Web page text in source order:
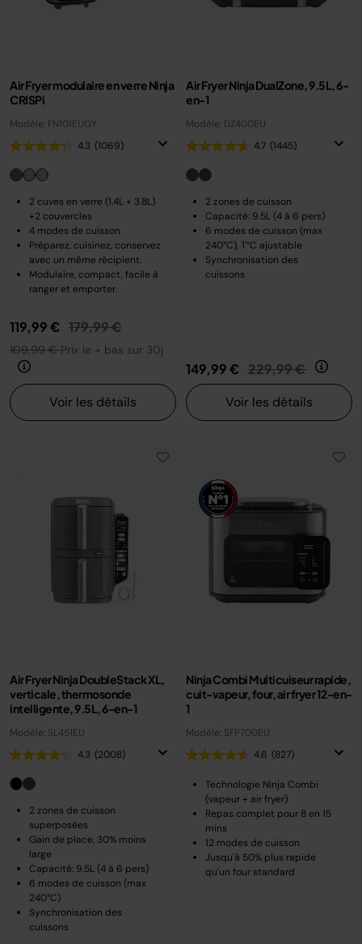
Air Fryer modulaire en verre Ninja
CRISPi
Modèle: FN101EUGY
4.3 (1069)
2 cuves en verre (1.4L + 3.8L)
+2 couvercles
4 modes de cuisson
Préparez, cuisinez, conservez
avec un même récipient.
Modulaire, compact, facile à
ranger et emporter.
119,99 € Prix réduit de
179,99 €au
109,99 €Prix le + bas sur 30j
Voir les détails
Air Fryer Ninja DualZone, 9.5L, 6-
en-1
Modèle: DZ400EU
4.7 (1445)
2 zones de cuisson
Capacité: 9.5L (4 à 6 pers)
6 modes de cuisson (max
240°C), T°C ajustable
Synchronisation des
cuissons
149,99 € Prix réduit de
229,99 € au
Voir les détails
Air Fryer Ninja DoubleStack XL,
verticale, thermosonde
intelligente, 9.5L, 6-en-1
Modèle: SL451EU
4.3 (2008)
2 zones de cuisson
superposées
Gain de place, 30% moins
large
Capacité: 9.5L (4 à 6 pers)
6 modes de cuisson (max
240°C)
Synchronisation des
cuissons
Ninja Combi Multicuiseur rapide,
cuit-vapeur, four, air fryer 12-en-
1
Modèle: SFP700EU
4.6 (827)
Technologie Ninja Combi
(vapeur + air fryer)
Repas complet pour 8 en 15
mins
12 modes de cuisson
Jusqu'à 50% plus rapide
qu'un four standard